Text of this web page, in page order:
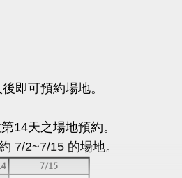
即可預約場地。
14天之場地預約。
7/2~7/15 的場地。